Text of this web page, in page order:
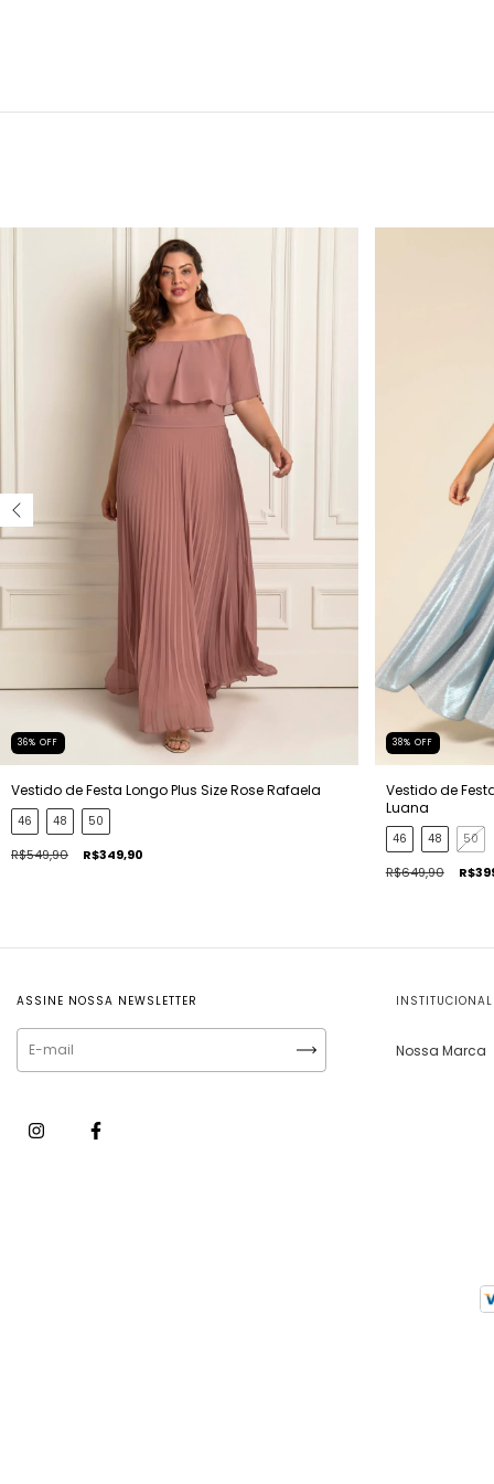
36% OFF
Vestido de Festa Longo Plus Size Rose Rafaela
46 48 50
R$549,90 R$349,90
38% OFF
Vestido de
Luana
46 48 50
R$649,90
ASSINE NOSSA NEWSLETTER INSTITUCIONAL
Nossa Marca